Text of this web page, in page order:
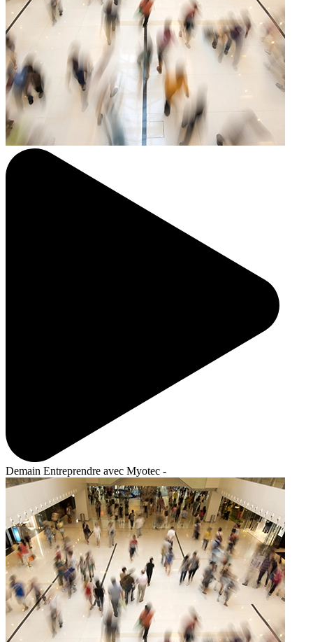
Demain Entreprendre avec Myotec -